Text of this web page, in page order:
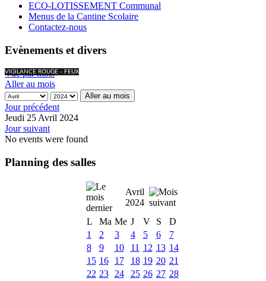
ECO-LOTISSEMENT Communal
Menus de la Cantine Scolaire
Contactez-nous
Evènements et divers
VIGILANCE ROUGE - FEUX
Vue par mois
Aller au mois
Aller au mois
Jour précédent
Jeudi 25 Avril 2024
Jour suivant
No events were found
Planning des salles
Avril
2024
L
Ma Me J V S
D
1
2 3 4 5 6
7
8
9 10 11 12 13 14
15 16 17 18 19 20 21
22 23 24 25 26 27 28